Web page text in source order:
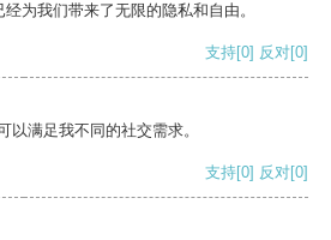
为我们带来了无限的隐私和自由。
支持[0] 反对[0]
以满足我不同的社交需求。
支持[0] 反对[0]